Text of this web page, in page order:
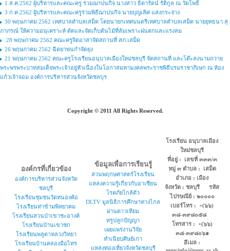
1 ส.ค.2562 ผู้บริหารและคณะครู ร่วมฌาปนกิจ นางสาว ธิดารัตน์ รัติกูล ณ วัดโพธิ์
3 ก.ค.2562 ผู้บริหารและคณะครูร่วมพิธีฌาปนกิจ นายบุญเลิศ แสงกระจ่าง
30 พฤษภาคม 2562 เทศบาลตำบลเสม็ด โดยนายกเทศมนตรีเทศบาลตำบลเสม็ด นายยุทธนา สุ
ภาภรณ์ ให้ความอนุเคราะห์ ตัดและจัดเก็บต้นไม้ที่ล้มเพราะฝนตกและแรงลม
28 พฤษภาคม 2562 คณะครูจิตอาสาจัดสถานที่ สภ.เสม็ด
26 พฤษภาคม 2562 ฉีดยาพ่นกำจัดยุง
21 พฤษภาคม 2562 คณะครูโรงเรียนอนุบาลเมืองใหม่ชลบุรี จัดสถานที่ และโต๊ะลงนามถวาย
พระพรพระบาทสมเด็จพระเจ้าอยู่หัวเนื่องในโอกาสมหามงคลพระราชพิธีบรมราชาภิเษก ณ ห้อง
แก้วเจ้าจอม องค์การบริหารส่วนจังหวัดชลบุร
Copyright © 2011 All Rights Reserved.
องค์กรที่เกี่ยวข้อง
องค์การบริหารส่วนจังหวัด
ชลบุรี
โรงเรียนชุมชนวัดหนองค้อ
โรงเรียนท่าข้ามพิทยาคม
โรงเรียนสวนป่าเขาชะอางค์
โรงเรียนบ้านเขาซก
โรงเรียนพลูตาหลวงวิทยา
โรงเรียนบ้านคลองมือไทร
ข้อมูลเพื่อการเรียนรู้
สวนพฤกษศาสตร์โรงเรียน
แหล่งความรู้เกี่ยวกับอาเซียน
โรคภัยไกล้ตัว
DLTV มูลนิธิการศึกษาทางไกล
ผ่านดาวเทียม
ทรูปลูกปัญญา
เผยแพร่งานวิจัย
ทำเนียบศิษย์เก่า
แหล่งท่องเที่ยวจังหวัดชลบุรี
โรงเรียน อนุบาลเมือง
ใหม่ชลบุรี
ที่อยู่ : เลขที่ ๓๓๓/๓
หมู่ ๓ ตำบล : เสม็ด
อำเภอ : เมือง
จังหวัด : ชลบุรี รหัส
ไปรษณีย์ : ๒๐๐๐๐
เบอร์โทร : +(๖๖)
๓๘-๓๙๘๐๕๘
โทรสาร : +(๖๖)
๓๘-๓๙๘๐๖๑
อีเมล :